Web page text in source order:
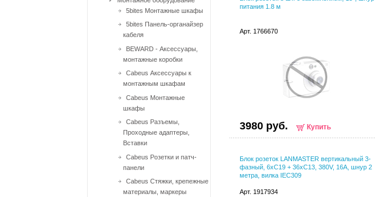
питания 1.8 м
Арт. 1766670
3980 руб. Купить
Блок розеток LANMASTER вертикальный 3-
фазный, 6xC19 + 36xC13, 380V, 16A, шнур 2
метра, вилка IEC309
Арт. 1917934
5bites Монтажные шкафы
5bites Панель-органайзер
кабеля
BEWARD - Аксессуары,
монтажные коробки
Cabeus Аксессуары к
монтажным шкафам
Cabeus Монтажные
шкафы
Cabeus Разъемы,
Проходные адаптеры,
Вставки
Cabeus Розетки и патч-
панели
Cabeus Стяжки, крепежные
материалы, маркеры